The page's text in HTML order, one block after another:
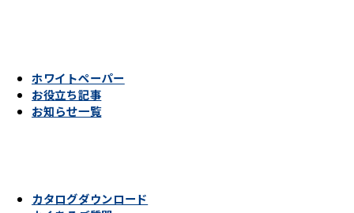
ホワイトペーパー
お役立ち記事
お知らせ一覧
カタログダウンロード